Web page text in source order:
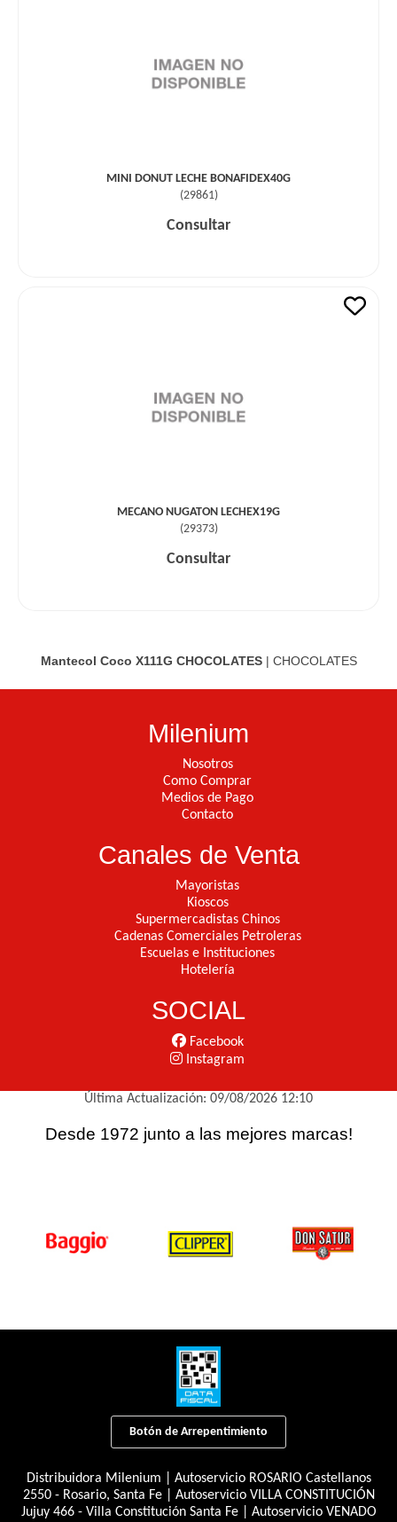
MINI DONUT LECHE BONAFIDEX40G
(29861)
Consultar
MECANO NUGATON LECHEX19G
(29373)
Consultar
Mantecol Coco X111G CHOCOLATES| CHOCOLATES
Milenium
Nosotros
Como Comprar
Medios de Pago
Contacto
Canales de Venta
Mayoristas
Kioscos
Supermercadistas Chinos
Cadenas Comerciales Petroleras
Escuelas e Instituciones
Hotelería
SOCIAL
Facebook
Instagram
Última Actualización: 09/08/2026 12:10
Desde 1972 junto a las mejores marcas!
Botón de Arrepentimiento
Distribuidora Milenium | Autoservicio ROSARIO Castellanos
2550 - Rosario, Santa Fe | Autoservicio VILLA CONSTITUCIÓN
Jujuy 466 - Villa Constitución Santa Fe | Autoservicio VENADO